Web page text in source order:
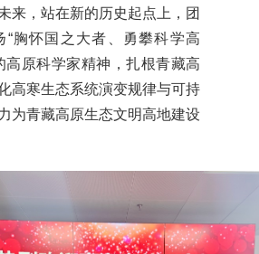
来，站在新的历史起点上，团
“胸怀国之大者、勇攀科学高
高原科学家精神，扎根青藏高
高寒生态系统演变规律与可持
为青藏高原生态文明高地建设